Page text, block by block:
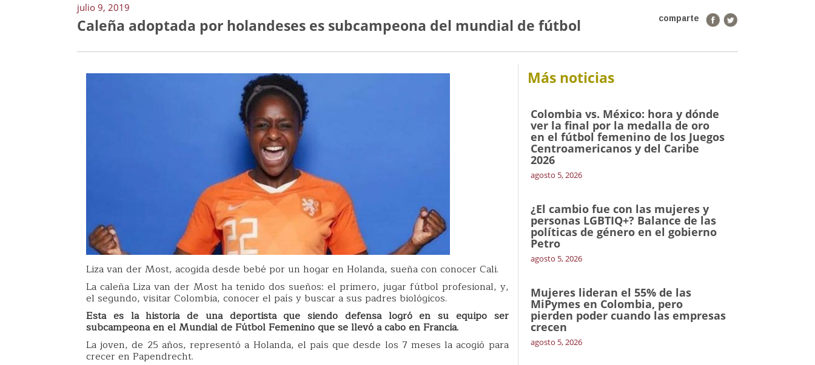
julio 9, 2019
comparte
Caleña adoptada por holandeses es subcampeona del mundial de fútbol
Liza van der Most, acogida desde bebé por un hogar en Holanda, sueña con conocer Cali.
La caleña Liza van der Most ha tenido dos sueños: el primero, jugar fútbol profesional, y,
el segundo, visitar Colombia, conocer el país y buscar a sus padres biológicos.
Esta es la historia de una deportista que siendo defensa logró en su equipo ser
subcampeona en el Mundial de Fútbol Femenino que se llevó a cabo en Francia.
La joven, de 25 años, representó a Holanda, el país que desde los 7 meses la acogió para
crecer en Papendrecht.
Más noticias
Colombia vs. México: hora y dónde
ver la final por la medalla de oro
en el fútbol femenino de los Juegos
Centroamericanos y del Caribe
2026
agosto 5, 2026
¿El cambio fue con las mujeres y
personas LGBTIQ+? Balance de las
políticas de género en el gobierno
Petro
agosto 5, 2026
Mujeres lideran el 55% de las
MiPymes en Colombia, pero
pierden poder cuando las empresas
crecen
agosto 5, 2026